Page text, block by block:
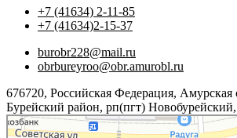
+7 (41634) 2-11-85
+7 (41634)2-15-37
burobr228@mail.ru
obrbureyroo@obr.amurobl.ru
676720, Российская Федерация, Амурская
Бурейский район, рп(пгт)
Яндекс.Карты
Советская улица, 49 — Яндекс.Карты